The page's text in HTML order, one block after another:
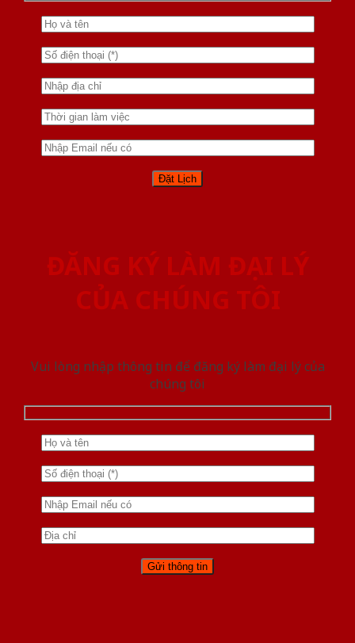
ĐĂNG KÝ LÀM ĐẠI LÝ
CỦA CHÚNG TÔI
Vui lòng nhập thông tin để đăng ký làm đại lý của
chúng tôi